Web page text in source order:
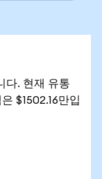
다. 현재 유통
$1502.16만입